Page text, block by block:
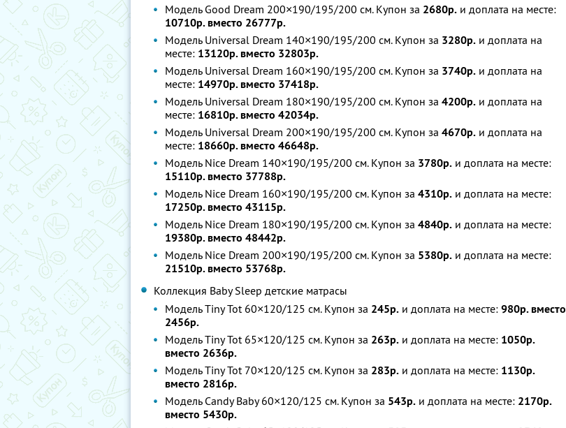
Модель Good Dream 200×190/195/200 см. Купон за 2680р. и доплата на месте:
10710р. вместо 26777р.
Модель Universal Dream 140×190/195/200 см. Купон за 3280р. и доплата на
месте: 13120р. вместо 32803р.
Модель Universal Dream 160×190/195/200 см. Купон за 3740р. и доплата на
месте: 14970р. вместо 37418р.
Модель Universal Dream 180×190/195/200 см. Купон за 4200р. и доплата на
месте: 16810р. вместо 42034р.
Модель Universal Dream 200×190/195/200 см. Купон за 4670р. и доплата на
месте: 18660р. вместо 46648р.
Модель Nice Dream 140×190/195/200 см. Купон за 3780р. и доплата на месте:
15110р. вместо 37788р.
Модель Nice Dream 160×190/195/200 см. Купон за 4310р. и доплата на месте:
17250р. вместо 43115р.
Модель Nice Dream 180×190/195/200 см. Купон за 4840р. и доплата на месте:
19380р. вместо 48442р.
Модель Nice Dream 200×190/195/200 см. Купон за 5380р. и доплата на месте:
21510р. вместо 53768р.
Коллекция Baby Sleep детские матрасы
Модель Tiny Tot 60×120/125 см. Купон за 245р. и доплата на месте: 980р. вместо
2456р.
Модель Tiny Tot 65×120/125 см. Купон за 263р. и доплата на месте: 1050р.
вместо 2636р.
Модель Tiny Tot 70×120/125 см. Купон за 283р. и доплата на месте: 1130р.
вместо 2816р.
Модель Candy Baby 60×120/125 см. Купон за 543р. и доплата на месте: 2170р.
вместо 5430р.